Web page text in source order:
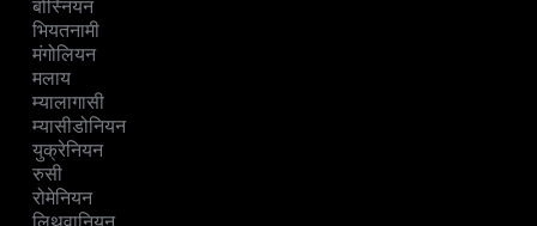
बोस्नियन
भियतनामी
मंगोलियन
मलाय
म्यालागासी
म्यासीडोनियन
युक्रेनियन
रुसी
रोमेनियन